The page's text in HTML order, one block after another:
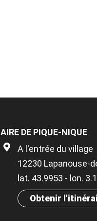
AIRE DE PIQUE-NIQUE
A l'entrée du village
12230 Lapanouse-
lat. 43.9953 - lon.
Obtenir